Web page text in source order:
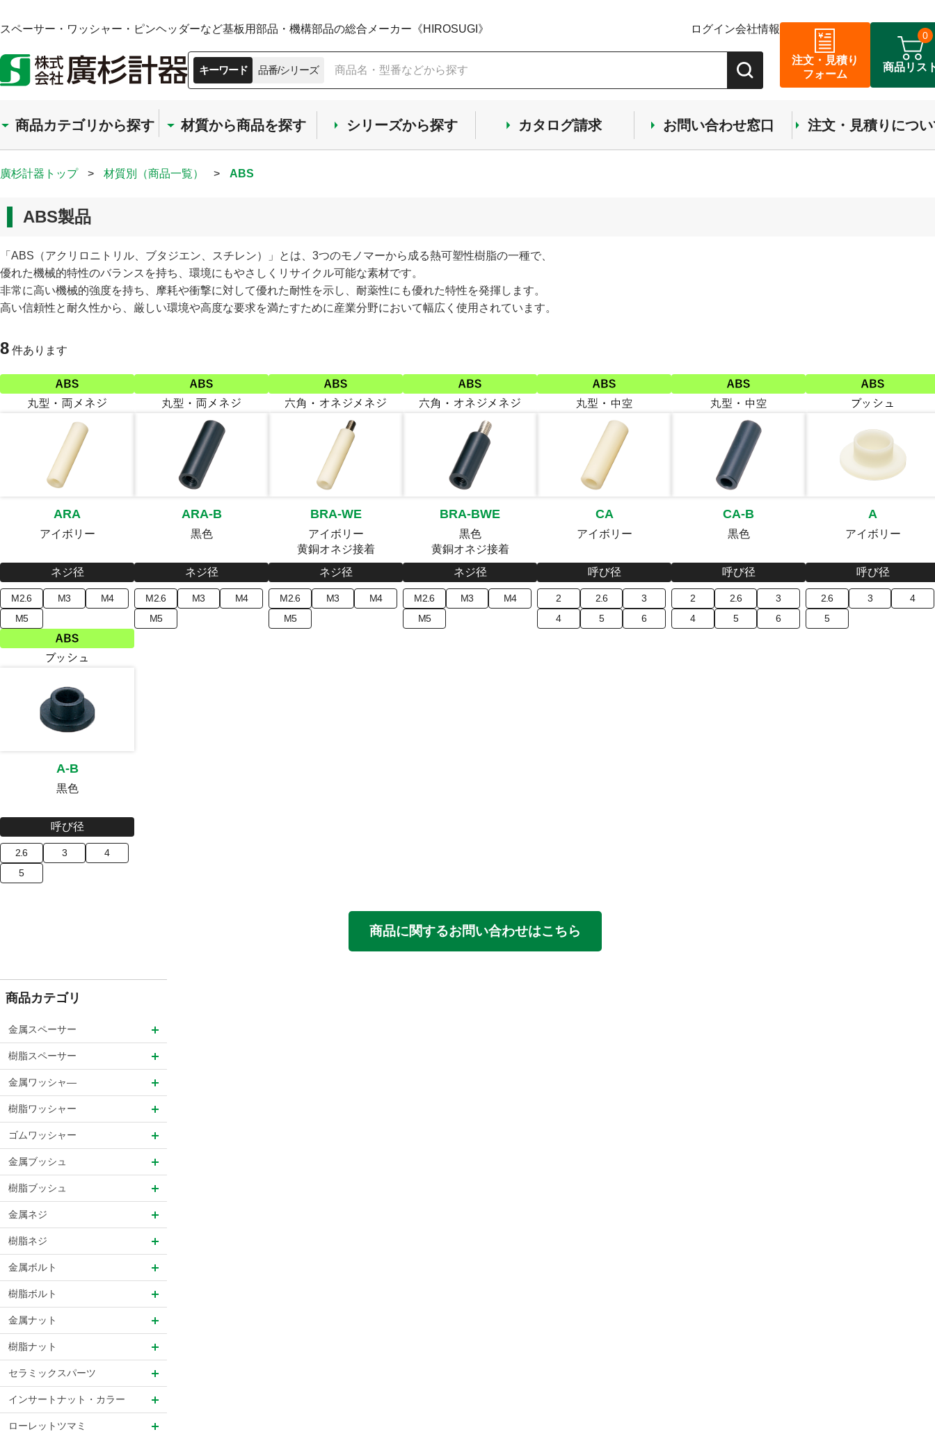
スペーサー・ワッシャー・ピンヘッダーなど基板用部品・機構部品の総合メーカー《HIROSUGI》 ログイン会社情報
キーワード 品番/シリーズ
注文・見積り
フォーム
商品リス
0
商品カテゴリから探す 材質から商品を探す シリーズから探す カタログ請求 お問い合わせ窓口 注文・見積りにつ
廣杉計器トップ > 材質別（商品一覧） > ABS
ABS製品
「ABS（アクリロニトリル、ブタジエン、スチレン）」とは、3つのモノマーから成る熱可塑性樹脂の一種で、
優れた機械的特性のバランスを持ち、環境にもやさしくリサイクル可能な素材です。
非常に高い機械的強度を持ち、摩耗や衝撃に対して優れた耐性を示し、耐薬性にも優れた特性を発揮します。
高い信頼性と耐久性から、厳しい環境や高度な要求を満たすために産業分野において幅広く使用されています。
8 件あります
ARA
アイボリー
ネジ径
M2.6 M3
M4
M5
ARA-B
黒色
ネジ径
M2.6 M3
M4
M5
BRA-WE
アイボリー
黄銅オネジ接着
ネジ径
M2.6 M3
M4
M5
BRA-BWE
黒色
黄銅オネジ接着
ネジ径
M2.6 M3
M4
M5
CA
アイボリー
呼び径
2 2.6
3
4
5 6
CA-B
黒色
呼び径
2 2.6
3
4
5 6
A
アイボリー
呼び径
2.6 3
4
5
A-B
黒色
呼び径
2.6 3
4
5
商品に関するお問い合わせはこちら
商品カテゴリ
金属スペーサー
樹脂スペーサー
金属ワッシャ―
樹脂ワッシャー
ゴムワッシャー
金属ブッシュ
樹脂ブッシュ
金属ネジ
樹脂ネジ
金属ボルト
樹脂ボルト
金属ナット
樹脂ナット
セラミックスパーツ
インサートナット・カラー
ローレットツマミ